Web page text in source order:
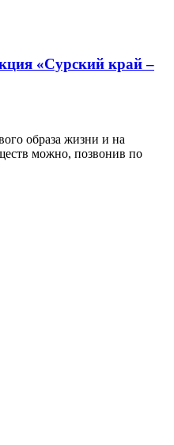
«Сурский край –
образа жизни и на
можно, позвонив по